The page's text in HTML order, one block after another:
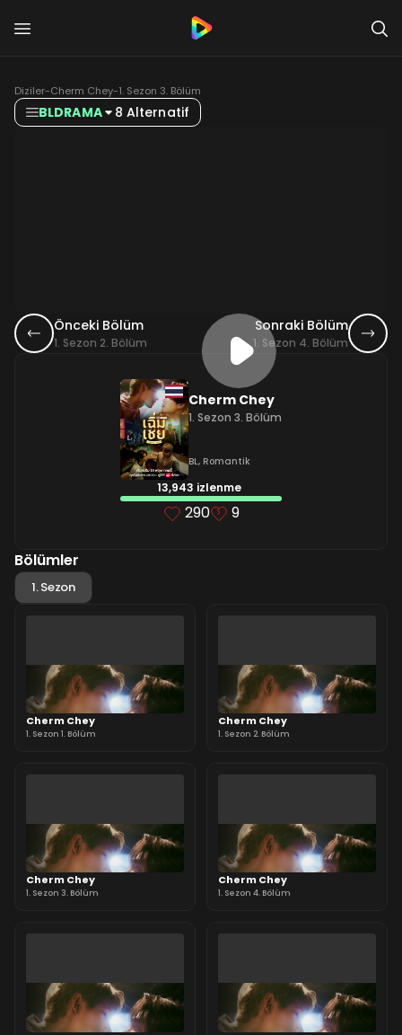
Diziler-Cherm Chey-1. Sezon 3. Bölüm
BLDRAMA 8 Alternatif
Önceki Bölüm
1. Sezon 2. Bölüm
Sonraki Bölüm
1. Sezon 4. Bölüm
Cherm Chey
1. Sezon 3. Bölüm
BL, Romantik
13,943 izlenme
290 9
Bölümler
1. Sezon
Cherm Chey
1. Sezon 1. Bölüm
Cherm Chey
1. Sezon 2. Bölüm
Cherm Chey
1. Sezon 3. Bölüm
Cherm Chey
1. Sezon 4. Bölüm